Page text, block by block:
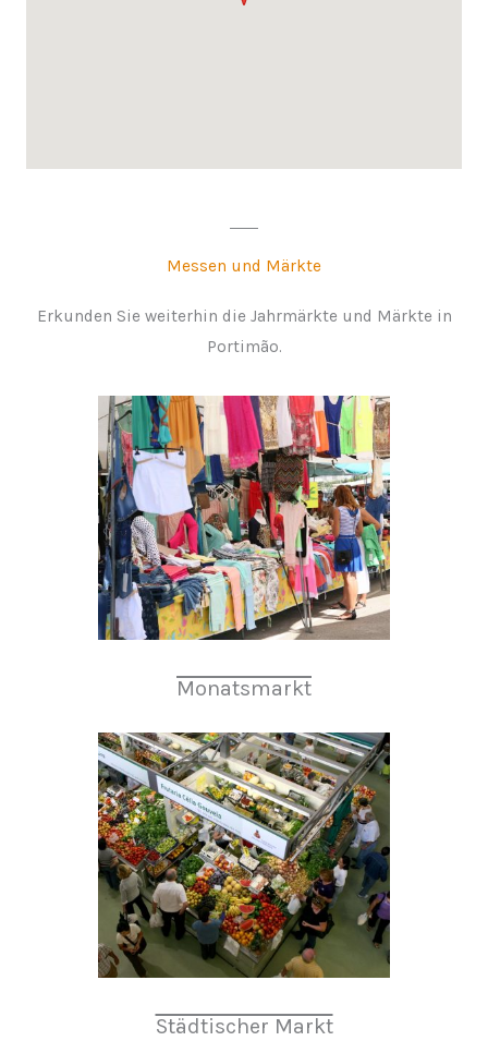
Messen und Märkte
Erkunden Sie weiterhin die Jahrmärkte und Märkte in
Portimão.
Monatsmarkt
Städtischer Markt